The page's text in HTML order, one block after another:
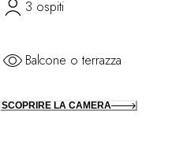
3 ospiti
Balcone o terrazza
SCOPRIRE LA CAMERA